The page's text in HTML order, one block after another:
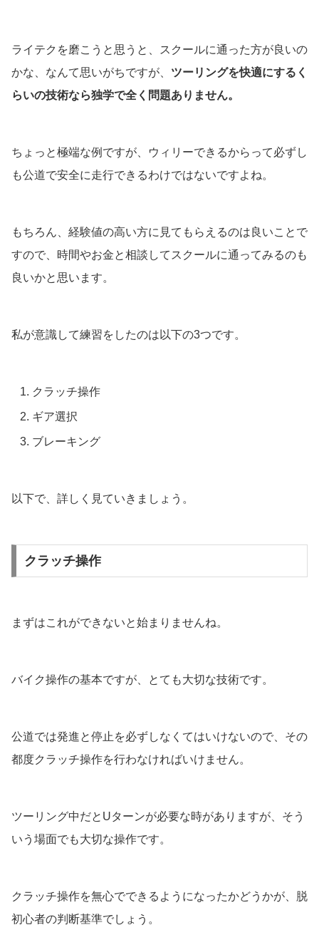
ライテクを磨こうと思うと、スクールに通った方が良いの
かな、なんて思いがちですが、 ツーリングを快適にするく
らいの技術なら独学で全く問題ありません。
ちょっと極端な例ですが、ウィリーできるからって必ずし
も公道で安全に走行できるわけではないですよね。
もちろん、経験値の高い方に見てもらえるのは良いことで
すので、時間やお金と相談してスクールに通ってみるのも
良いかと思います。
私が意識して練習をしたのは以下の3つです。
クラッチ操作
ギア選択
ブレーキング
以下で、詳しく見ていきましょう。
クラッチ操作
まずはこれができないと始まりませんね。
バイク操作の基本ですが、とても大切な技術です。
公道では発進と停止を必ずしなくてはいけないので、その
都度クラッチ操作を行わなければいけません。
ツーリング中だとUターンが必要な時がありますが、そう
いう場面でも大切な操作です。
クラッチ操作を無心でできるようになったかどうかが、脱
初心者の判断基準でしょう。